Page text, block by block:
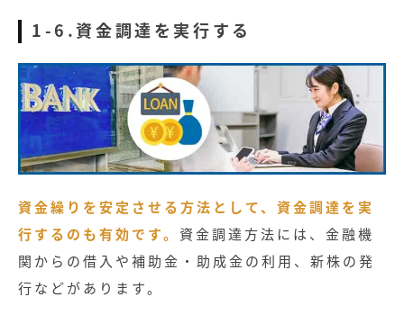
1-6.資金調達を実行する
資金繰りを安定させる方法として、資金調達を実
行するのも有効です。 資金調達方法には、金融機
関からの借入や補助金・助成金の利用、新株の発
行などがあります。